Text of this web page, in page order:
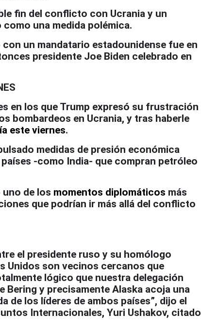
fin del conflicto con Ucrania y un
una medida polémica.
un mandatario estadounidense fue en
presidente Joe Biden celebrado en
en los que Trump expresó su frustración
bombardeos en Ucrania, y tras haberle
este viernes.
medidas de presión económica
-como India- que compran petróleo
uno de los momentos diplomáticos más
que podrían ir más allá del conflicto
el presidente ruso y su homólogo
Unidos son vecinos cercanos que
lógico que nuestra delegación
Bering y precisamente Alaska acoja una
de los líderes de ambos países”, dijo el
Internacionales, Yuri Ushakov, citado